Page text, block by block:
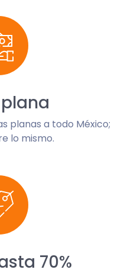
planas a todo México;
lo mismo.
70%